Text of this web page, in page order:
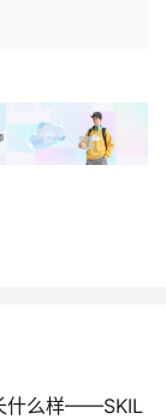
什么样——SKIL